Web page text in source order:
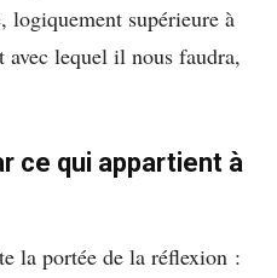
logiquement supérieure à
avec lequel il nous faudra,
ce qui appartient à
la portée de la réflexion :